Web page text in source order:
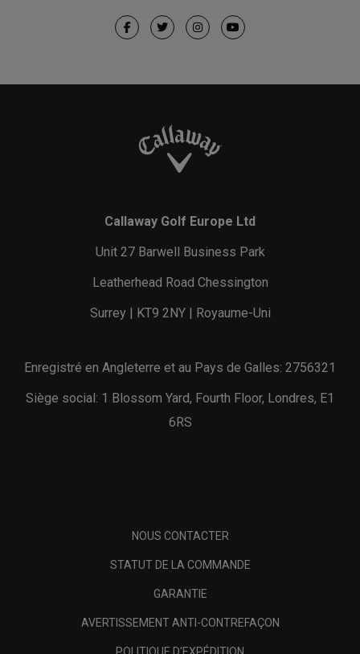
Callaway Golf Europe Ltd
Unit 27 Barwell Business Park
Leatherhead Road Chessington
Surrey | KT9 2NY | Royaume-Uni
Enregistré en Angleterre et au Pays de Galles: 2756321
Siège social: 1 Blossom Yard, Fourth Floor, Londres, E1
6RS
NOUS CONTACTER
STATUT DE LA COMMANDE
GARANTIE
AVERTISSEMENT ANTI-CONTREFAÇON